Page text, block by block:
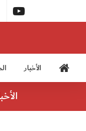
مودرن سبورت يُتوج بطلًا لدوري الدرجة الثالثة
الأخبار